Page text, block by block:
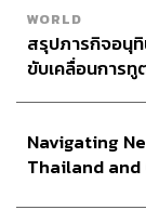
WORLD
สรุปภารกิจอนุ
ขับเคลื่อนการทู
Navigating
Thailand